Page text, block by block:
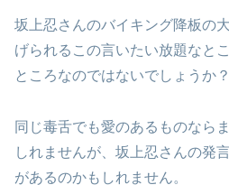
坂上忍さんのバイキング降板の
げられるこの言いたい放題なと
ところなのではないでしょうか？
同じ毒舌でも愛のあるものなら
しれませんが、坂上忍さんの発
があるのかもしれません。